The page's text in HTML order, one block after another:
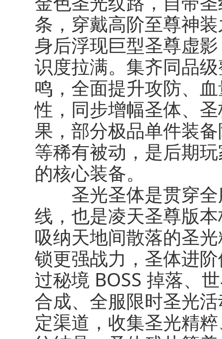
条，穿戴高阶至尊神
身后浮现巨型圣尊虚
识度拉满。集齐同品
鸣 ，全面提升攻防、
性，同步增幅圣体、
果，部分极品单件装
等稀有被动，是后期
的核心装备。
圣光圣体是贯穿
线，也是凌天圣尊版
吸纳天地间散落的圣
锁更强战力，圣体进
过秘境 BOSS 掉落、
合成、全服限时圣光
定渠道，收集圣光精